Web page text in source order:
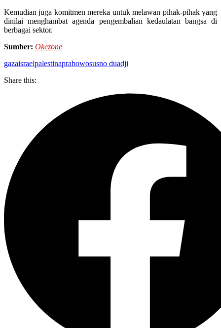
Kemudian juga komitmen mereka untuk melawan pihak-pihak yang
dinilai menghambat agenda pengembalian kedaulatan bangsa di
berbagai sektor.
Sumber: Okezone
gazaisraelpalestinaprabowosusno duadji
Share this: